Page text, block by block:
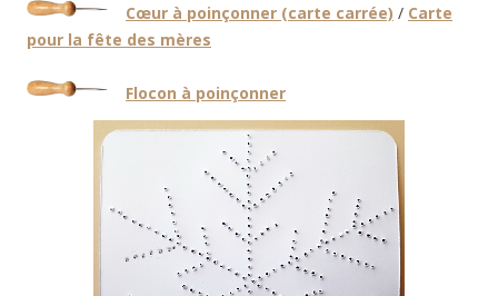
Cœur à poinçonner (carte carrée) / Carte
pour la fête des mères
Flocon à poinçonner